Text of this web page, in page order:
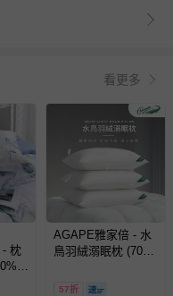
看更多
- 枕
天
AGAPE雅家倍 - 水
鳥羽絨溺眠枕 (70ｘ
57折